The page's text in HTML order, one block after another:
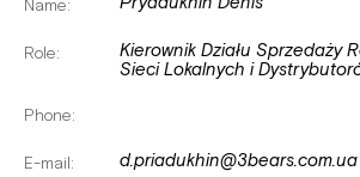
Name:
Role:
Kierownik Działu Sprzedaży
Sieci Lokalnych i
Phone:
E-mail: d.priadukhin@3bears.com.ua